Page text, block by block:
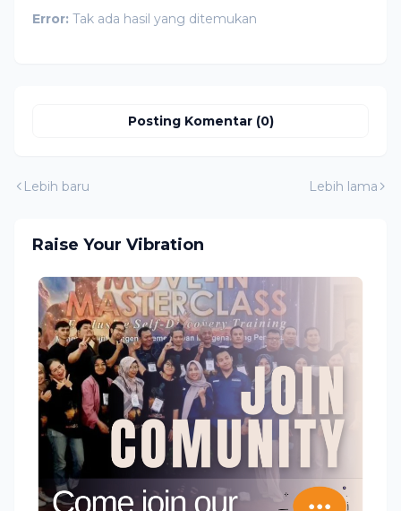
Error: Tak ada hasil yang ditemukan
Posting Komentar (0)
Lebih baru Lebih lama
Raise Your Vibration